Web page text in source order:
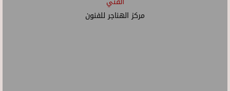
مركز الهناجر للفنون